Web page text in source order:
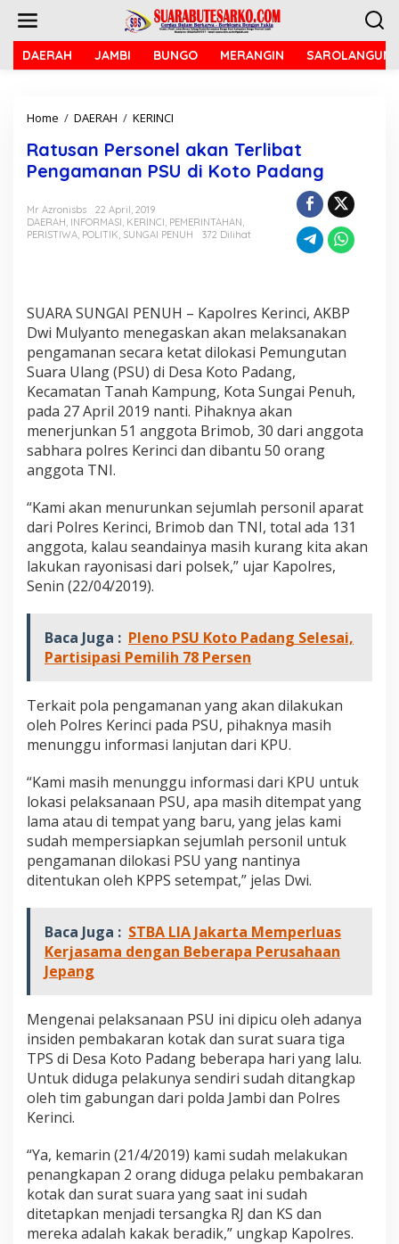
DAERAH JAMBI BUNGO MERANGIN SAROLANGUN
Home / DAERAH / KERINCI
t
u
s
P
n
e
l
a
k
a
n
e
r
b
t
P
e
m
a
n
P
S
U
i
K
o
t
o
P
d
g
Ratusan Personel akan Terlibat
Pengamanan PSU di Koto Padang
Mr Azronisbs
22 April, 2019
DAERAH, INFORMASI, KERINCI, PEMERINTAHAN,
PERISTIWA, POLITIK, SUNGAI PENUH 372 Dilihat
SUARA SUNGAI PENUH – Kapolres Kerinci, AKBP
Dwi Mulyanto menegaskan akan melaksanakan
pengamanan secara ketat dilokasi Pemungutan
Suara Ulang (PSU) di Desa Koto Padang,
Kecamatan Tanah Kampung, Kota Sungai Penuh,
pada 27 April 2019 nanti. Pihaknya akan
menerjunkan 51 anggota Brimob, 30 dari anggota
sabhara polres Kerinci dan dibantu 50 orang
anggota TNI.
“Kami akan menurunkan sejumlah personil aparat
dari Polres Kerinci, Brimob dan TNI, total ada 131
anggota, kalau seandainya masih kurang kita akan
lakukan rayonisasi dari polsek,” ujar Kapolres,
Senin (22/04/2019).
Baca Juga : Pleno PSU Koto Padang Selesai,
Partisipasi Pemilih 78 Persen
Terkait pola pengamanan yang akan dilakukan
oleh Polres Kerinci pada PSU, pihaknya masih
menunggu informasi lanjutan dari KPU.
“Kami masih menunggu informasi dari KPU untuk
lokasi pelaksanaan PSU, apa masih ditempat yang
lama atau di tempat yang baru, yang jelas kami
sudah mempersiapkan sejumlah personil untuk
pengamanan dilokasi PSU yang nantinya
ditentukan oleh KPPS setempat,” jelas Dwi.
Baca Juga : STBA LIA Jakarta Memperluas
Kerjasama dengan Beberapa Perusahaan
Jepang
Mengenai pelaksanaan PSU ini dipicu oleh adanya
insiden pembakaran kotak dan surat suara tiga
TPS di Desa Koto Padang beberapa hari yang lalu.
Untuk diduga pelakunya sendiri sudah ditangkap
oleh tim gabungan dari polda Jambi dan Polres
Kerinci.
“Ya, kemarin (21/4/2019) kami sudah melakukan
penangkapan 2 orang diduga pelaku pembakaran
kotak dan surat suara yang saat ini sudah
ditetapkan menjadi tersangka RJ dan KS dan
mereka adalah kakak beradik,” ungkap Kapolres.